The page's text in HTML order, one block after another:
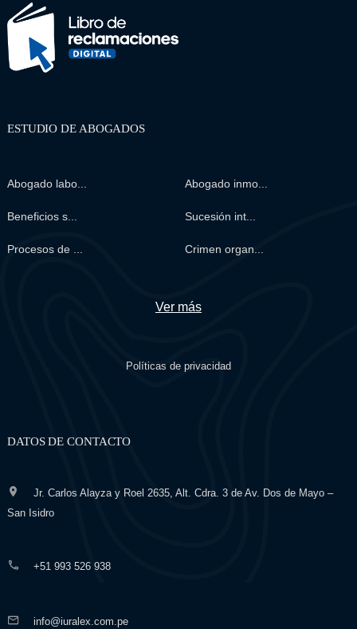
ESTUDIO DE ABOGADOS
Abogado labo... Abogado inmo...
Beneficios s... Sucesión int...
Procesos de ... Crimen organ...
Ver más
Políticas de privacidad
DATOS DE CONTACTO
Jr. Carlos Alayza y Roel 2635, Alt. Cdra. 3 de Av. Dos de Mayo –
San Isidro
+51 993 526 938
info@iuralex.com.pe